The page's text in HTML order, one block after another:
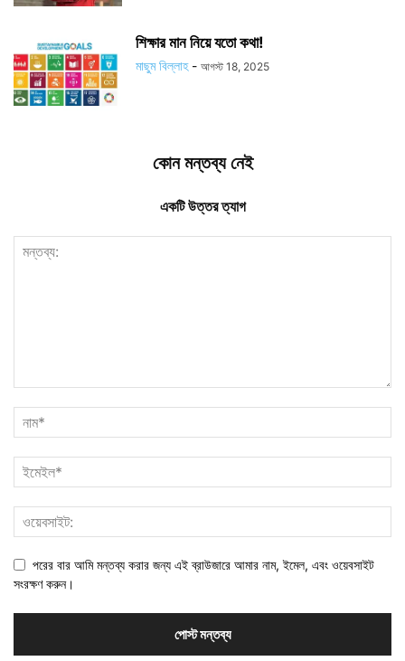
শিক্ষার মান নিয়ে যতো কথা!
মাছুম বিল্লাহ - আগস্ট 18, 2025
কোন মন্তব্য নেই
একটি উত্তর ত্যাগ
পরের বার আমি মন্তব্য করার জন্য এই ব্রাউজারে আমার নাম, ইমেল, এবং ওয়েবসাইট
সংরক্ষণ করুন।